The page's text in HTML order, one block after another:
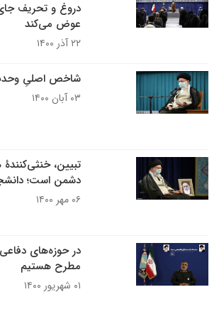
دروغ و تحریف
عوض می‌کند
۲۲ آذر ۱۴۰۰
شاخص اصلیِ
۰۳ آبان ۱۴۰۰
تبیین،
دشمن است؛
۰۶ مهر ۱۴۰۰
در حوزه‌های
مطرح هستیم
۰۱ شهریور ۱۴۰۰